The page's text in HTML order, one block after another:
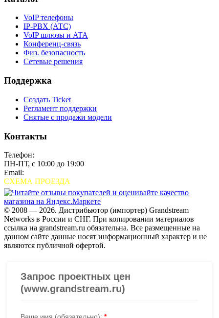
VoIP телефоны
IP-PBX (АТС)
VoIP шлюзы и ATA
Конференц-связь
Физ. безопасность
Сетевые решения
Поддержка
Создать Ticket
Регламент поддержки
Снятые с продажи модели
Контакты
Телефон:
ПН-ПТ, с 10:00 до 19:00
Email:
СХЕМА ПРОЕЗДА
© 2008 — 2026. Дистрибьютор (импортер) Grandstream
Networks в России и СНГ. При копировании материалов
ссылка на grandstream.ru обязательна. Все размещенные на
данном сайте данные носят информационный характер и не
являются публичной офертой.